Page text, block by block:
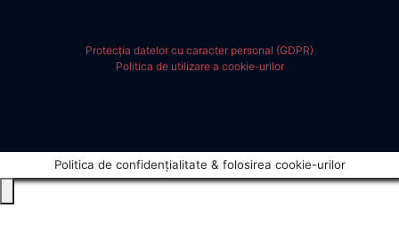
Protecția datelor cu caracter personal (GDPR)
Politica de utilizare a cookie-urilor
Politica de confidențialitate & folosirea cookie-urilor